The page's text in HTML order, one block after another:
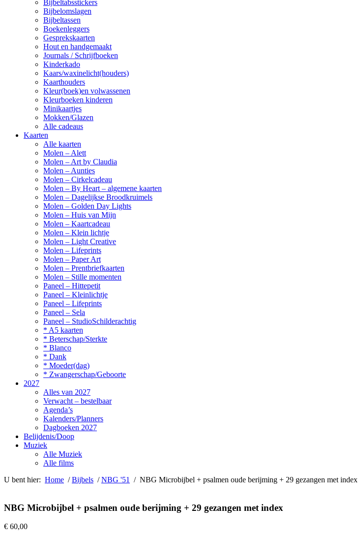
Bijbeltabsstickers
Bijbelomslagen
Bijbeltassen
Boekenleggers
Gesprekskaarten
Hout en handgemaakt
Journals / Schrijfboeken
Kinderkado
Kaars/waxinelicht(houders)
Kaarthouders
Kleur(boek)en volwassenen
Kleurboeken kinderen
Minikaartjes
Mokken/Glazen
Alle cadeaus
Kaarten
Alle kaarten
Molen – Alett
Molen – Art by Claudia
Molen – Aunties
Molen – Cirkelcadeau
Molen – By Heart – algemene kaarten
Molen – Dagelijkse Broodkruimels
Molen – Golden Day Lights
Molen – Huis van Mijn
Molen – Kaartcadeau
Molen – Klein lichtje
Molen – Light Creative
Molen – Lifeprints
Molen – Paper Art
Molen – Prentbriefkaarten
Molen – Stille momenten
Paneel – Hittepetit
Paneel – Kleinlichtje
Paneel – Lifeprints
Paneel – Sela
Paneel – StudioSchilderachtig
* A5 kaarten
* Beterschap/Sterkte
* Blanco
* Dank
* Moeder(dag)
* Zwangerschap/Geboorte
2027
Alles van 2027
Verwacht – bestelbaar
Agenda’s
Kalenders/Planners
Dagboeken 2027
Belijdenis/Doop
Muziek
Alle Muziek
Alle films
U bent hier: Home /Bijbels /NBG '51 / NBG Microbijbel + psalmen oude berijming + 29 gezangen met index
NBG Microbijbel + psalmen oude berijming + 29 gezangen met index
€ 60,00